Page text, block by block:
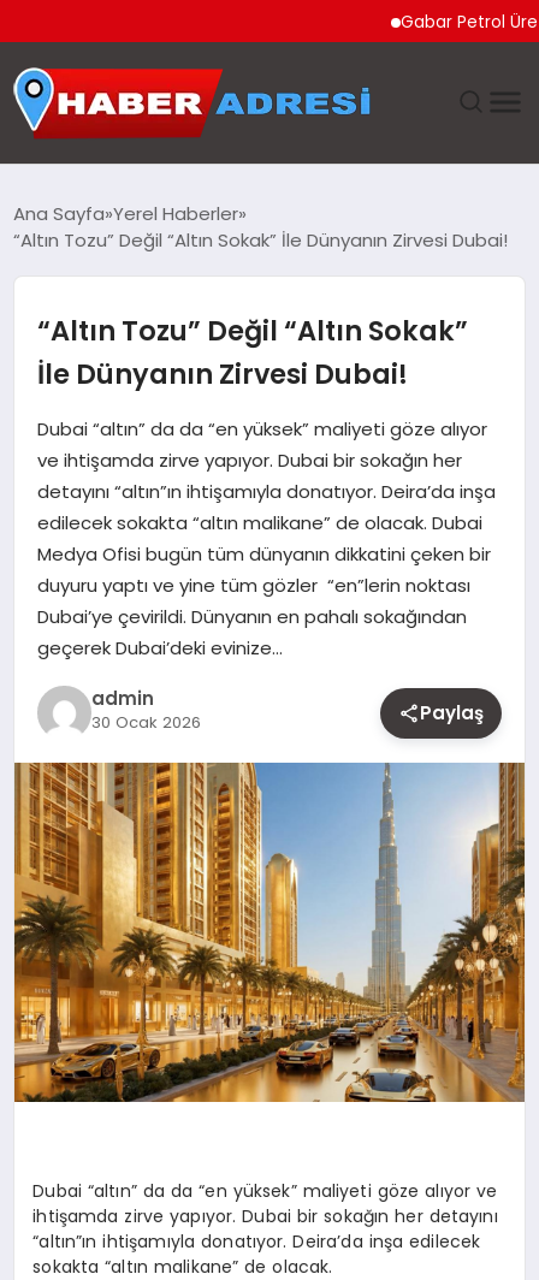
Gabar Petrol
SPOR
EKONOMI
TEKNOLOJI
EĞITIM
MAGAZIN
YAŞAM
OTOMOBIL
Ana Sayfa Yerel Haberler
“Altın Tozu” Değil “Altın Sokak” İle Dünyanın Zirvesi Dubai!
“Altın Tozu” Değil “Altın Sokak”
İle Dünyanın Zirvesi Dubai!
Dubai “altın” da da “en yüksek” maliyeti göze alıyor
ve ihtişamda zirve yapıyor. Dubai bir sokağın her
detayını “altın”ın ihtişamıyla donatıyor. Deira’da inşa
edilecek sokakta “altın malikane” de olacak. Dubai
Medya Ofisi bugün tüm dünyanın dikkatini çeken bir
duyuru yaptı ve yine tüm gözler “en”lerin noktası
Dubai’ye çevirildi. Dünyanın en pahalı sokağından
geçerek Dubai’deki evinize…
admin
30 Ocak 2026 Paylaş
Dubai “altın” da da“en yüksek” maliyeti göze alıyor ve
ihtişamda zirve yapıyor. Dubai bir sokağın her detayını
“altın”ın ihtişamıyla donatıyor. Deira’da inşa edilecek
sokakta“altın malikane”de olacak.